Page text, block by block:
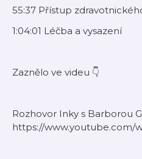
55:37 Přístup
1:04:01 Léčba a vysazení
Zaznělo ve videu 👇
Rozhovor Inky s Barborou
https://www.youtube.com/